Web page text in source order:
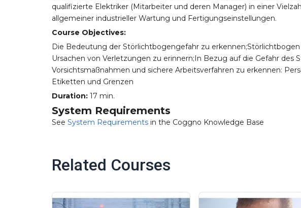
qualifizierte Elektriker (Mitarbeiter und deren Manager) in einer
allgemeiner industrieller Wartung und Fertigungseinstellungen.
Course Objectives:
Die Bedeutung der Störlichtbogengefahr zu
Ursachen von Verletzungen zu erinnern;In Bezug auf die Gefahr des
Vorsichtsmaßnahmen und sichere Arbeitsverfahren zu erkennen:
Etiketten und Grenzen
Duration: 17 min.
System Requirements
See System Requirements in the Coggno Knowledge Base
Related Courses